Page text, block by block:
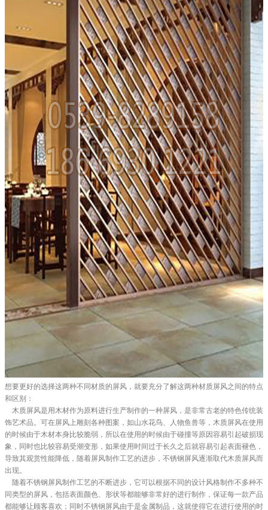
想要更好的选择这两种不同材质的屏风，就要充分了解这两种材质屏风之间的特点
和区别：
木质屏风是用木材作为原料进行生产制作的一种屏风，是非常古老的特色传统装
饰艺术品。可在屏风上雕刻各种图案，如山水花鸟、人物鱼兽等，木质屏风在使用
的时候由于木材本身比较脆弱，所以在使用的时候由于碰撞等原因容易引起破损现
象，同时也比较容易受潮变形，如果使用时间过于长久之后就容易引起表面褪色，
导致其观赏性能降低，随着屏风制作工艺的进步，不锈钢屏风逐渐取代木质屏风而
出现。
随着不锈钢屏风制作工艺的不断进步，它可以根据不同的设计风格制作不多种不
同类型的屏风，包括表面颜色、形状等都能够非常好的进行制作，保证每一款产品
都能够让顾客喜欢；同时不锈钢屏风由于是金属制品，这就使得它在进行使用的时